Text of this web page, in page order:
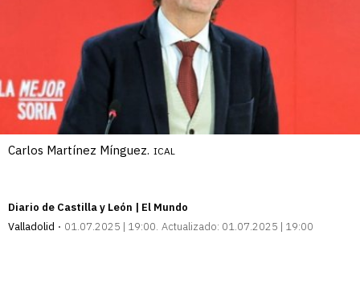
Carlos Martínez Mínguez. ICAL
Diario de Castilla y León | El Mundo
Valladolid
01.07.2025 | 19:00 Actualizado: 01.07.2025 | 19:00